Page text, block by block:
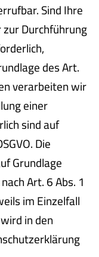
Sind Ihre
Durchführung
des Art.
verarbeiten wir
einer
sind auf
Die
Grundlage
Art. 6 Abs. 1
im Einzelfall
in den